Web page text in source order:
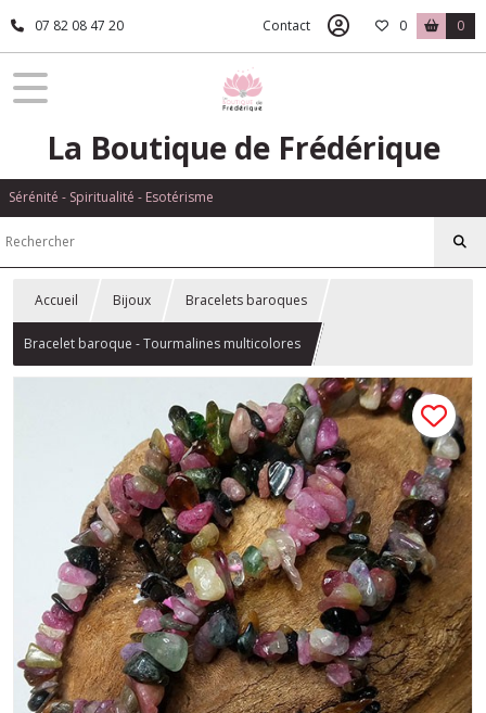
07 82 08 47 20 Contact 0 0
La Boutique de Frédérique
Sérénité - Spiritualité - Esotérisme
Accueil Bijoux Bracelets baroques
Bracelet baroque - Tourmalines multicolores